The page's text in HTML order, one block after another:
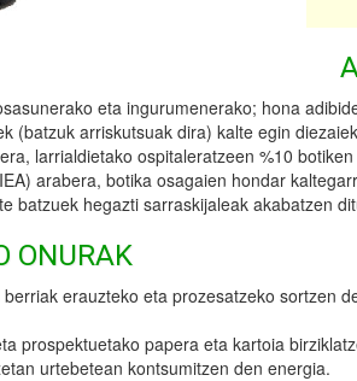
eta ingurumenerako; hona
(batzuk arriskutsuak dira) kalte egin
larrialdietako ospitaleratzeen %10
arabera, botika osagaien hondar
batzuek hegazti sarraskijaleak akabatzen
ONURAK
erauzteko eta prozesatzeko sortzen
prospektuetako papera eta kartoia
urtebetean kontsumitzen den energia.